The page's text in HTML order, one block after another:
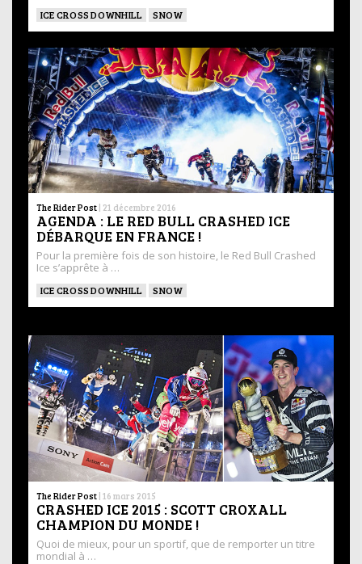
ICE CROSS DOWNHILL SNOW
The Rider Post | 21 décembre 2016
AGENDA : LE RED BULL CRASHED ICE
DÉBARQUE EN FRANCE !
Pour la première fois de son histoire, le Red Bull Crashed
Ice s’apprête à …
ICE CROSS DOWNHILL SNOW
The Rider Post | 16 mars 2015
CRASHED ICE 2015 : SCOTT CROXALL
CHAMPION DU MONDE !
Quoi de mieux, pour un sportif, que de remporter un titre
mondial à …